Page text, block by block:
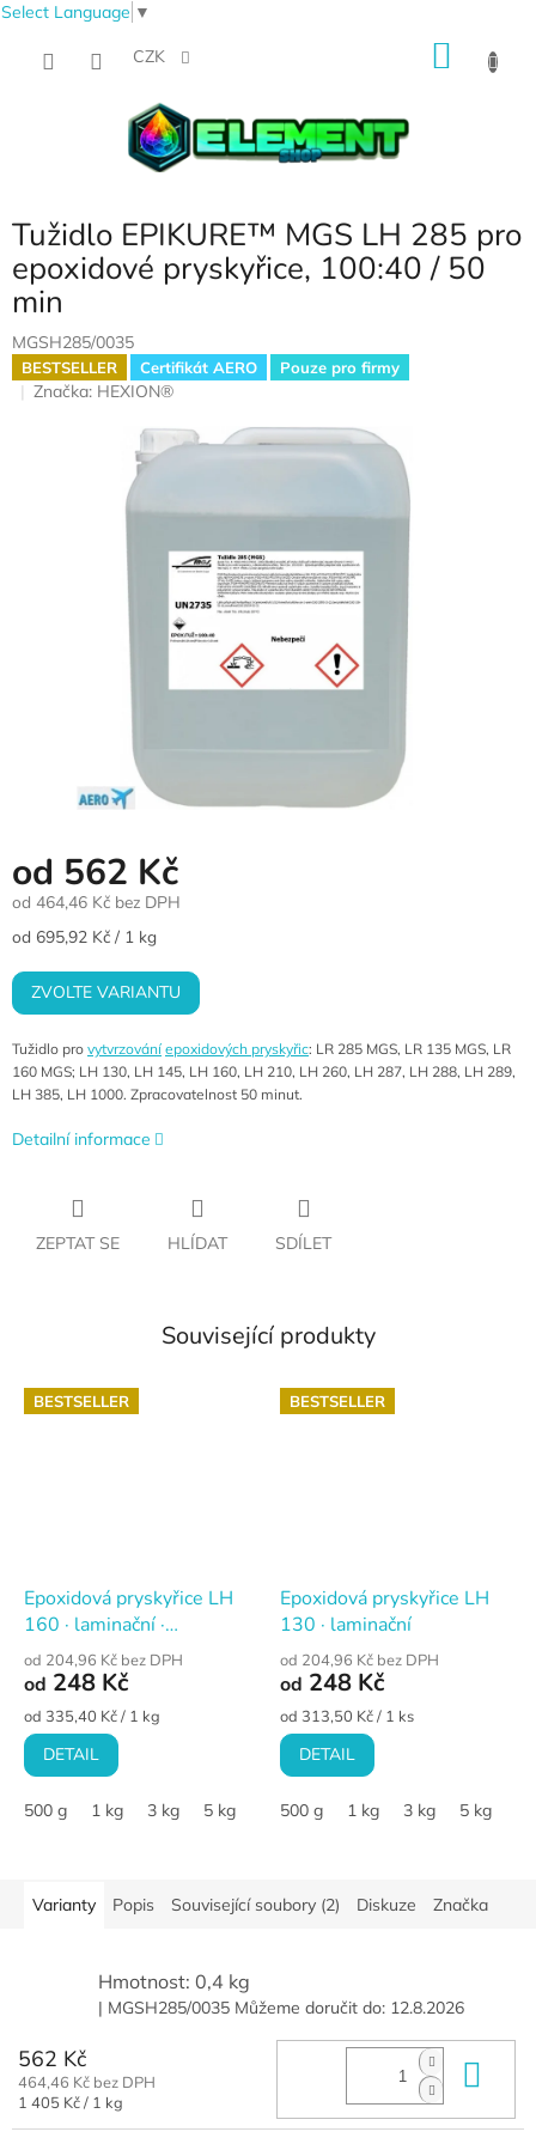
Select Language ▼
CZK
Tužidlo EPIKURE™ MGS LH 285 pro
epoxidové pryskyřice, 100:40 / 50
min
MGSH285/0035
BESTSELLER Certifikát AERO Pouze pro firmy
Značka: HEXION®
od 562 Kč
od 464,46 Kč bez DPH
Měrná
od 695,92 Kč / 1 kg
ZVOLTE VARIANTU
Tužidlo pro vytvrzování epoxidových pryskyřic: LR 285 MGS, LR 135 MGS, LR
160 MGS; LH 130, LH 145, LH 160, LH 210, LH 260, LH 287, LH 288, LH 289,
LH 385, LH 1000. Zpracovatelnost 50 minut.
Detailní informace
ZEPTAT SE HLÍDAT SDÍLET
Související produkty
BESTSELLER
Epoxidová pryskyřice LH
160 · laminační ·
univerzální
od 204,96 Kč bez DPH
od 248 Kč
Měrná
cena:
od 335,40 Kč / 1 kg
DETAIL
500 g 1 kg 3 kg 5 kg 10 kg
BESTSELLER
Epoxidová pryskyřice LH
130 · laminační
od 204,96 Kč bez DPH
od 248 Kč
Měrná
cena:
od 313,50 Kč / 1 ks
DETAIL
500 g 1 kg 3 kg 5 kg
Varianty Popis Související soubory (2) Diskuze Značka
Hmotnost: 0,4 kg
| MGSH285/0035 Můžeme doručit do: 12.8.2026
562 Kč
464,46 Kč bez DPH
Měrná
1 405 Kč / 1 kg